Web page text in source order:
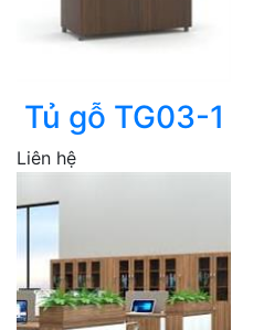
Tủ gỗ TG03-1
Liên hệ